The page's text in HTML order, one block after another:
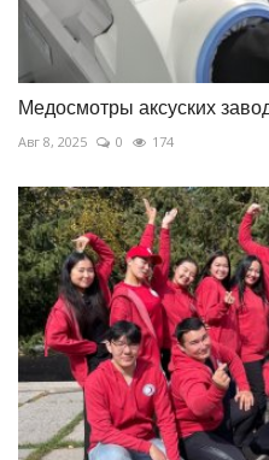
Медосмотры аксуских
Авг 8, 2025 0 174